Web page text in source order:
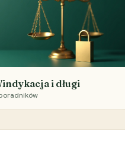
i długi